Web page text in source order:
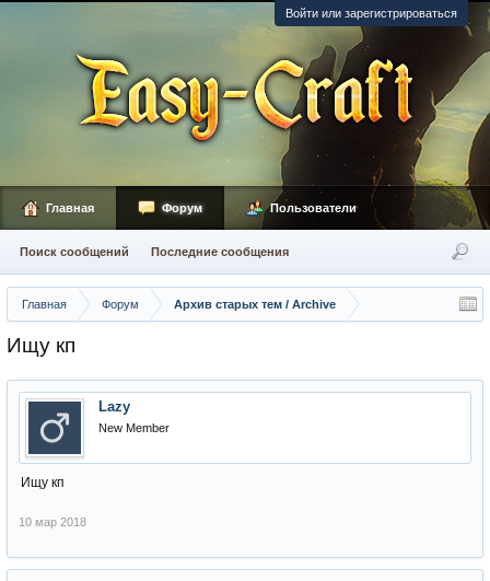
Войти или зарегистрироваться
Главная Форум Архив старых тем / Archive
Ищу кп
Lazy
New Member
Ищу кп
10 мар 2018
Главная Форум
Поиск сообщений Последние сообщения
Пользователи